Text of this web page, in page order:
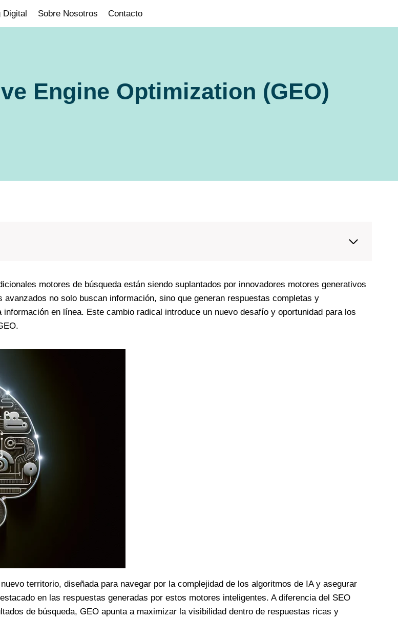
Digital Sobre Nosotros Contacto
Engine Optimization (GEO)
motores de búsqueda están siendo suplantados por innovadores motores generativos
no solo buscan información, sino que generan respuestas completas y
en línea. Este cambio radical introduce un nuevo desafío y oportunidad para los
territorio, diseñada para navegar por la complejidad de los algoritmos de IA y asegurar
en las respuestas generadas por estos motores inteligentes. A diferencia del SEO
de búsqueda, GEO apunta a maximizar la visibilidad dentro de respuestas ricas y